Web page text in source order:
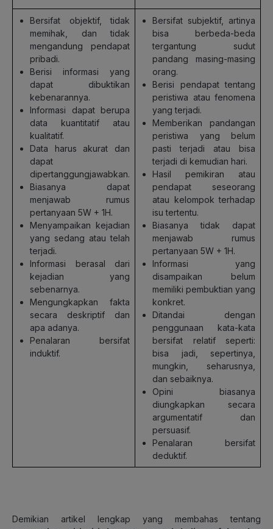
Bersifat objektif, tidak
memihak, dan tidak
mengandung pendapat
pribadi.
Berisi informasi yang
dapat dibuktikan
kebenarannya.
Informasi dapat berupa
data kuantitatif atau
kualitatif.
Data harus akurat dan
dapat
dipertanggungjawabkan.
Biasanya dapat
menjawab rumus
pertanyaan 5W + 1H.
Menyampaikan kejadian
yang sedang atau telah
terjadi.
Informasi berasal dari
kejadian yang
sebenarnya.
Mengungkapkan fakta
secara deskriptif dan
apa adanya.
Penalaran bersifat
induktif.
Bersifat subjektif, artinya
bisa berbeda-beda
tergantung sudut
pandang masing-masing
orang.
Berisi pendapat tentang
peristiwa atau fenomena
yang terjadi.
Memberikan pandangan
peristiwa yang belum
pasti terjadi atau bisa
terjadi di kemudian hari.
Hasil pemikiran atau
pendapat seseorang
atau kelompok terhadap
isu tertentu.
Biasanya tidak dapat
menjawab rumus
pertanyaan 5W + 1H.
Informasi yang
disampaikan belum
memiliki pembuktian yang
konkret.
Ditandai dengan
penggunaan kata-kata
bersifat relatif seperti:
bisa jadi, sepertinya,
mungkin, seharusnya,
dan sebaiknya.
Opini biasanya
diungkapkan secara
argumentatif dan
persuasif.
Penalaran bersifat
deduktif.
Demikian artikel lengkap yang membahas tentang